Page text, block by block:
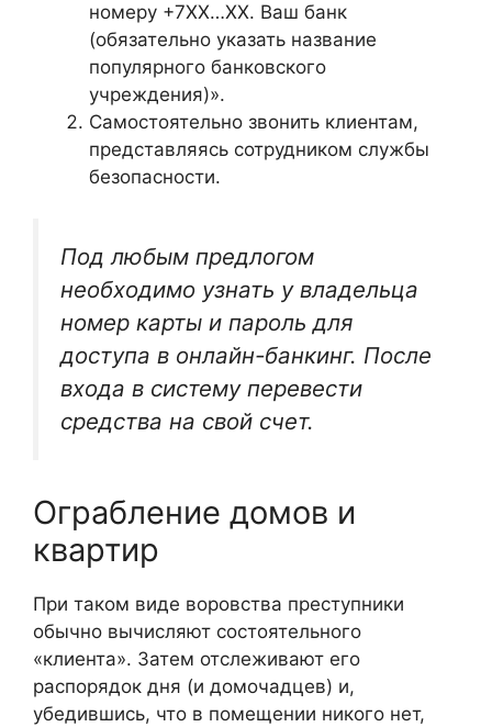
номеру +7ХХ…ХХ. Ваш банк
(обязательно указать название
популярного банковского
учреждения)».
Самостоятельно звонить клиентам,
представляясь сотрудником службы
безопасности.
Под любым предлогом
необходимо узнать у владельца
номер карты и пароль для
доступа в онлайн-банкинг. После
входа в систему перевести
средства на свой счет.
Ограбление домов и
квартир
При таком виде воровства преступники
обычно вычисляют состоятельного
«клиента». Затем отслеживают его
распорядок дня (и домочадцев) и,
убедившись, что в помещении никого нет,